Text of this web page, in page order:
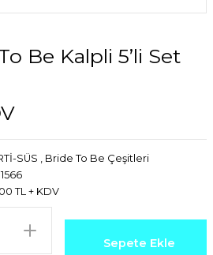
Be Kalpli 5’li Set
SÜS , Bride To Be Çeşitleri
TL + KDV
Sepete Ekle